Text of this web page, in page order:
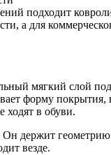
подходит
а для
мягкий слой
форму покрытия,
ходят в обуви.
держит
везде.